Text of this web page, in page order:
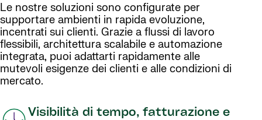
Le nostre soluzioni sono configurate per
supportare ambienti in rapida evoluzione,
incentrati sui clienti. Grazie a flussi di lavoro
flessibili, architettura scalabile e automazione
integrata, puoi adattarti rapidamente alle
mutevoli esigenze dei clienti e alle condizioni di
mercato.
Visibilità di tempo, fatturazione e